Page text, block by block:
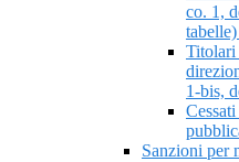
co. 1,
tabelle)
Titolari
1-bis,
Sanzioni per